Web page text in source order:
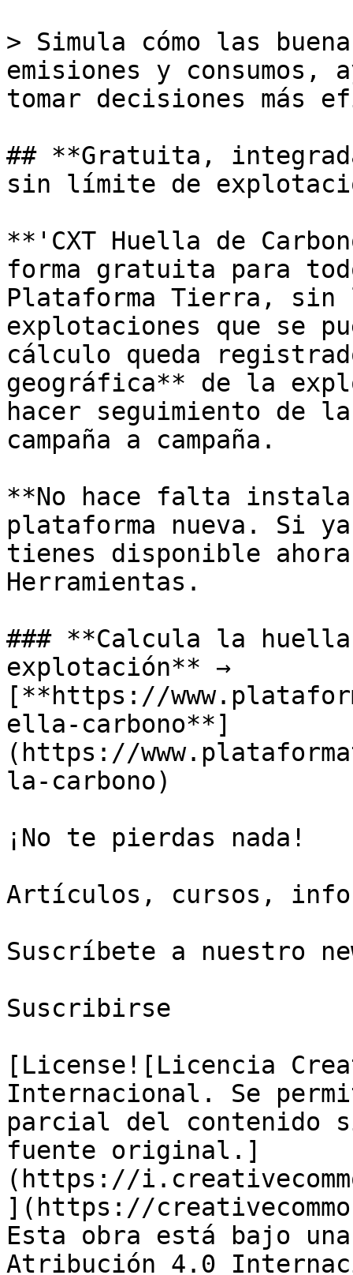
> Simula cómo las
emisiones y consumos,
tomar decisiones más
## **Gratuita,
sin límite de
**'CXT Huella de
forma gratuita para
Plataforma Tierra, sin
explotaciones que se
cálculo queda
geográfica** de la
hacer seguimiento de
campaña a campaña.
**No hace falta
plataforma nueva. Si
tienes disponible
Herramientas.
### **Calcula la
explotación** →
[**https://
ella-carbono**]
(https://
la-carbono)
¡No te pierdas nada!
Artículos, cursos,
Suscríbete a nuestro
Suscribirse
[License![Licencia
Internacional. Se
parcial del contenido
fuente original.]
(https://
](https://
Esta obra está bajo
Atribución 4.0